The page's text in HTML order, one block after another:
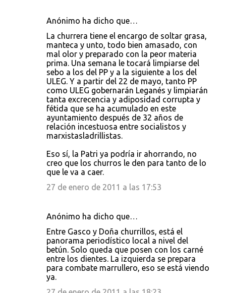
Anónimo ha dicho que…
La churrera tiene el encargo de soltar grasa,
manteca y unto, todo bien amasado, con
mal olor y preparado con la peor materia
prima. Una semana le tocará limpiarse del
sebo a los del PP y a la siguiente a los del
ULEG. Y a partir del 22 de mayo, tanto PP
como ULEG gobernarán Leganés y limpiarán
tanta excrecencia y adiposidad corrupta y
fétida que se ha acumulado en este
ayuntamiento después de 32 años de
relación incestuosa entre socialistos y
marxistasladrillistas.
Eso sí, la Patri ya podría ir ahorrando, no
creo que los churros le den para tanto de lo
que le va a caer.
27 de enero de 2011 a las 17:53
Anónimo ha dicho que…
Entre Gasco y Doña churrillos, está el
panorama periodístico local a nivel del
betún. Solo queda que posen con los carné
entre los dientes. La izquierda se prepara
para combate marrullero, eso se está viendo
ya.